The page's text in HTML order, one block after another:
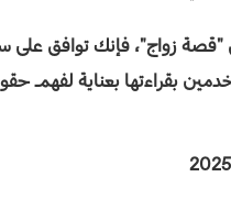
"قصة زواج"، فإنك توافق
بقراءتها بعناية لفهم